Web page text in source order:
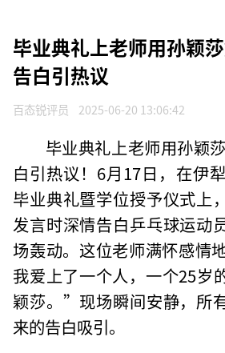
毕业典礼上老师用孙颖
告白引热议
百态锐评员 2025-06-20 13:06:42
毕业典礼上老师用孙颖
白引热议！6月17日，在伊
毕业典礼暨学位授予仪式上
发言时深情告白乒乓球运动
场轰动。这位老师满怀感情
我爱上了一个人，一个25岁
颖莎。”现场瞬间安静，所
来的告白吸引。